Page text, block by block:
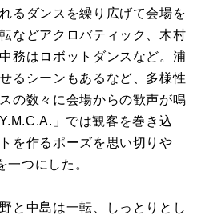
るダンスを繰り広げて会場を
などアクロバティック、木村
務はロボットダンスなど。浦
るシーンもあるなど、多様性
の数々に会場からの歓声が鳴
」では観客を巻き込
を作るポーズを思い切りや
一つにした。
と中島は一転、しっとりとし